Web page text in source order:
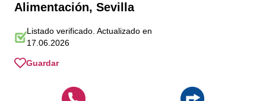
Alimentación, Sevilla
Listado verificado. Actualizado en
17.06.2026
Guardar